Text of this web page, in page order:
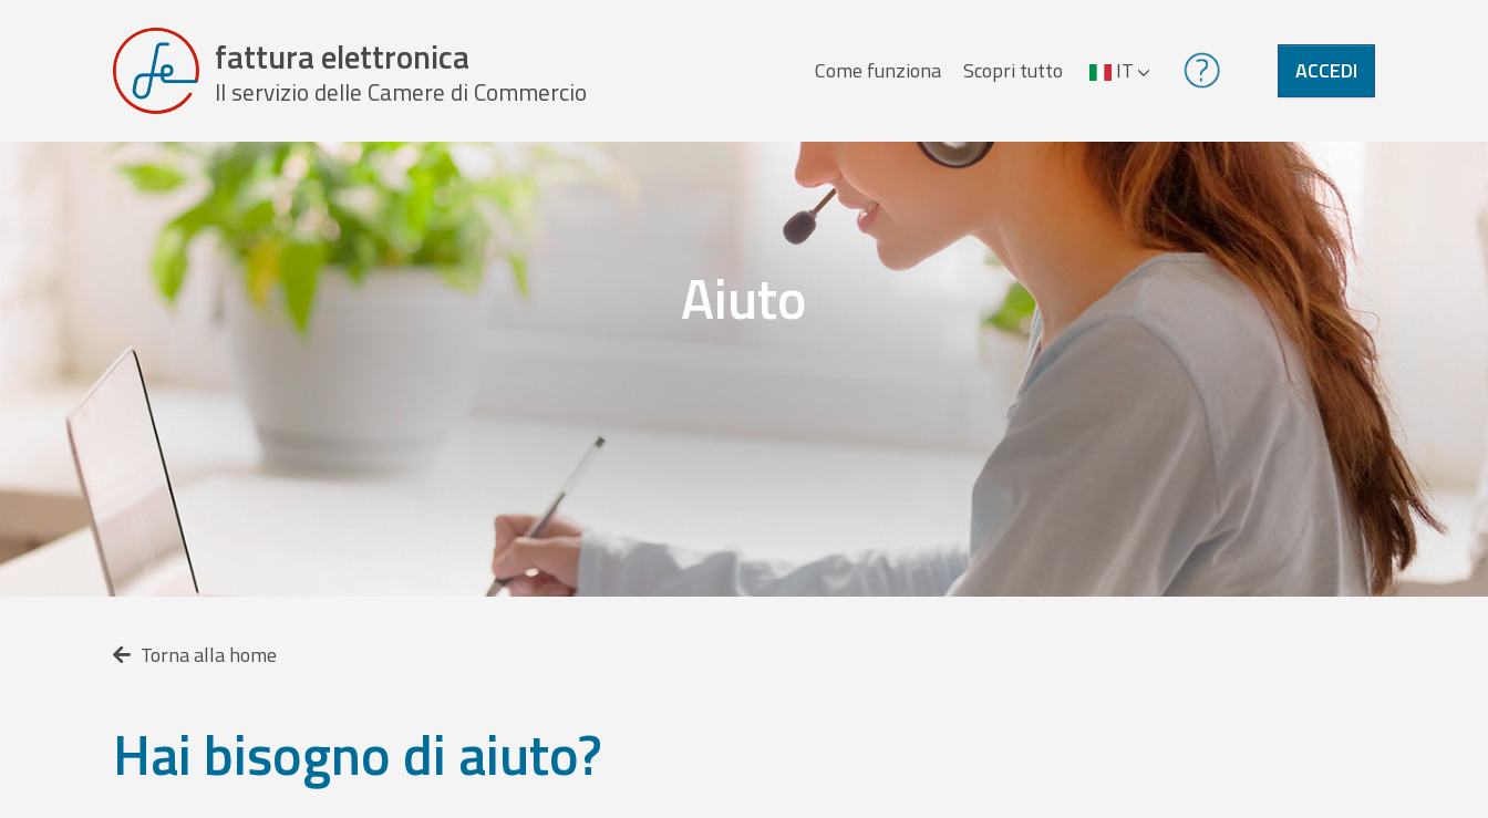
fattura elettronica
Il servizio delle Camere di Commercio Menu
Come funziona Scopri tutto IT ACCEDI
Aiuto
Torna alla home
Hai bisogno di aiuto?